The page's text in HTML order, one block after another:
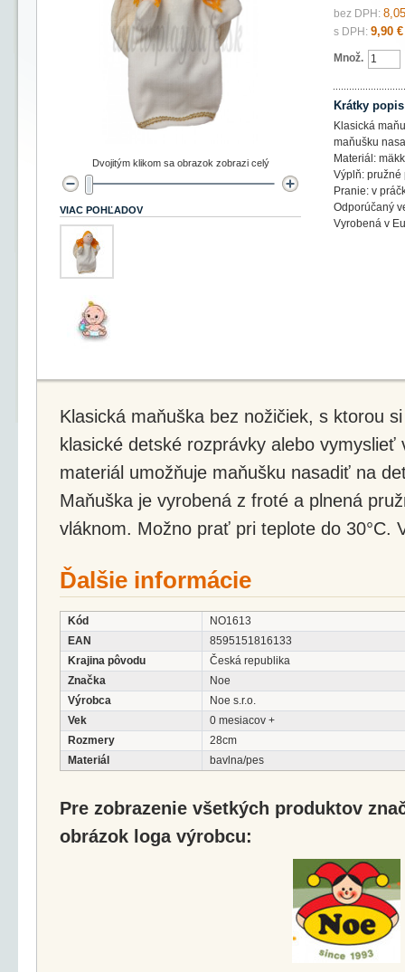
bez DPH:
s DPH: 9,90 €
Množ.
Krátky popis
Klasická
maňušku
Materiál:
Výplň: pružné
Pranie: v
Odporúčaný
Vyrobená v
Dvojitým klikom sa obrazok zobrazi celý
VIAC POHĽADOV
Klasická maňuška bez nožičiek, s ktorou
klasické detské rozprávky alebo vymyslieť
materiál umožňuje maňušku nasadiť na
Maňuška je vyrobená z froté a plnená
vláknom. Možno prať pri teplote do 30°C.
Ďalšie informácie
Kód
NO1613
EAN
8595151816133
Krajina pôvodu
Česká republika
Značka
Noe
Výrobca
Noe s.r.o.
Vek
0 mesiacov +
Rozmery
28cm
Materiál
bavlna/pes
Pre zobrazenie všetkých produktov
obrázok loga výrobcu: